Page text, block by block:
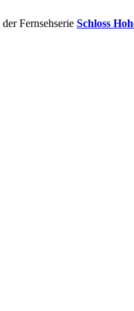
Fernsehserie Schloss